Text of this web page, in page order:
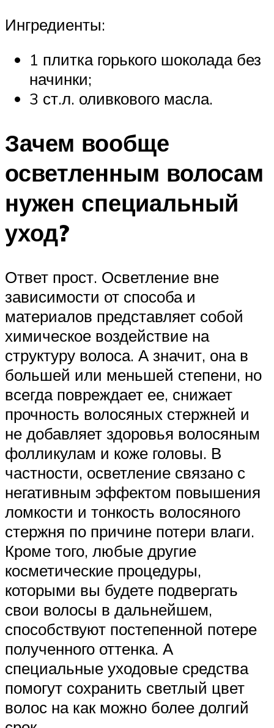
Ингредиенты:
1 плитка горького шоколада без
начинки;
3 ст.л. оливкового масла.
Зачем вообще
осветленным волосам
нужен специальный
уход?
Ответ прост. Осветление вне
зависимости от способа и
материалов представляет собой
химическое воздействие на
структуру волоса. А значит, она в
большей или меньшей степени, но
всегда повреждает ее, снижает
прочность волосяных стержней и
не добавляет здоровья волосяным
фолликулам и коже головы. В
частности, осветление связано с
негативным эффектом повышения
ломкости и тонкость волосяного
стержня по причине потери влаги.
Кроме того, любые другие
косметические процедуры,
которыми вы будете подвергать
свои волосы в дальнейшем,
способствуют постепенной потере
полученного оттенка. А
специальные уходовые средства
помогут сохранить светлый цвет
волос на как можно более долгий